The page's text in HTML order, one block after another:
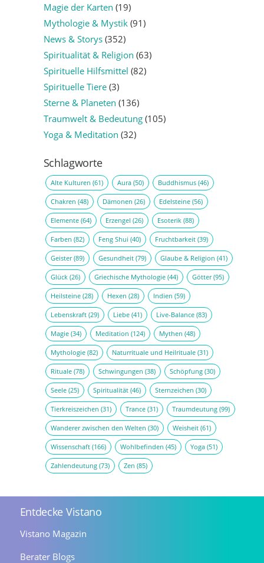
Magie der Karten (19)
Mythologie & Mystik(91)
News & Storys(352)
Spiritualität & Religion (63)
Spirituelle Hilfsmittel (82)
Spirituelle Tiere(3)
Sterne & Planeten (136)
Traumwelt & Bedeutung(105)
Yoga & Meditation (32)
Schlagworte
Alte Kulturen (61) Aura(50) Buddhismus(46)
Chakren (48) Dämonen (26) Edelsteine(56)
Elemente(64) Erzengel (26) Esoterik(88)
Farben (82) Feng Shui (40) Fruchtbarkeit(39)
Geister(89) Gesundheit(79) Glaube & Religion (41)
Glück(26) Griechische Mythologie(44) Götter(95)
Heilsteine(28) Hexen (28) Indien (59)
Lebenskraft(29) Liebe(41) Live-Balance(83)
Magie(34) Meditation (124) Mythen (48)
Mythologie(82) Naturrituale und Heilrituale(31)
Rituale(78) Schwingungen (38) Schöpfung(30)
Seele(25) Spiritualität(46) Sternzeichen (30)
Tierkreiszeichen (31) Trance(31) Traumdeutung(99)
Wanderer zwischen den Welten (30) Weisheit(61)
Wissenschaft(166) Wohlbefinden (45) Yoga(51)
Zahlendeutung(73) Zen (85)
Entdecke Vistano
Vistano Magazin
Berater Blogs